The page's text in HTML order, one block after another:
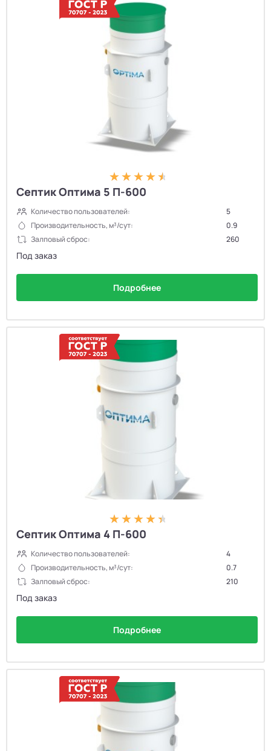
Септик Оптима 5 П-600
Количество пользователей:
5
Производительность, м³/сут:
0.9
Залповый сброс:
260
Под заказ
Подробнее
Септик Оптима 4 П-600
Количество пользователей:
4
Производительность, м³/сут:
0.7
Залповый сброс:
210
Под заказ
Подробнее